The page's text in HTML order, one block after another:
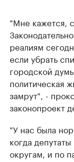
"Мне кажется,
реалиям
если убрать
городской
политическая
замрут", -
законопроект
"У нас была
когда
округам, и по